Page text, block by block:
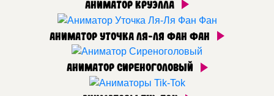
Аниматор Круэлла
Аниматор Уточка Ля-Ля Фан Фан
Аниматор Сиреноголовый